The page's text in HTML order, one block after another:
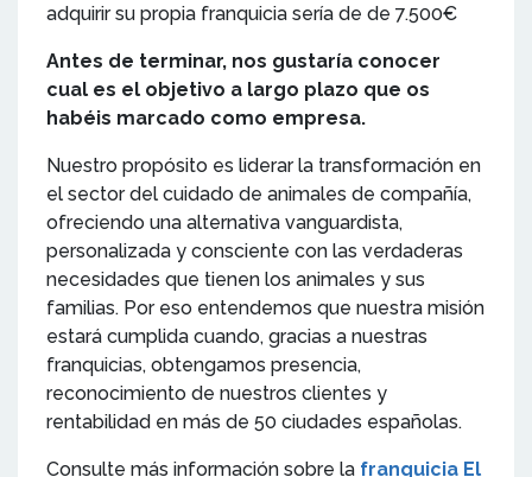
adquirir su propia franquicia sería de de 7.500€
Antes de terminar, nos gustaría conocer
cual es el objetivo a largo plazo que os
habéis marcado como empresa.
Nuestro propósito es liderar la transformación en
el sector del cuidado de animales de compañía,
ofreciendo una alternativa vanguardista,
personalizada y consciente con las verdaderas
necesidades que tienen los animales y sus
familias. Por eso entendemos que nuestra misión
estará cumplida cuando, gracias a nuestras
franquicias, obtengamos presencia,
reconocimiento de nuestros clientes y
rentabilidad en más de 50 ciudades españolas.
Consulte más información sobre la franquicia El